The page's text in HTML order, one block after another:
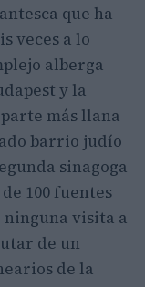
que ha
veces a lo
alberga
y la
más llana
barrio judío
sinagoga
100 fuentes
visita a
de un
de la